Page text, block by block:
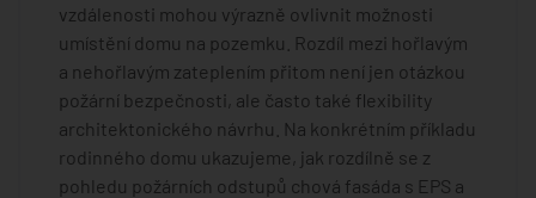
vzdálenosti mohou výrazně ovlivnit možnosti
umístění domu na pozemku. Rozdíl mezi hořlavým
a nehořlavým zateplením přitom není jen otázkou
požární bezpečnosti, ale často také flexibility
architektonického návrhu. Na konkrétním příkladu
rodinného domu ukazujeme, jak rozdílně se z
pohledu požárních odstupů chová fasáda s EPS a